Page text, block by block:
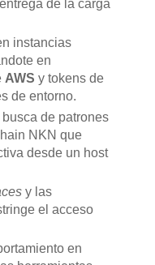
de la carga
instancias
en
AWS y tokens de
de entorno.
de patrones
NKN que
desde un host
y las
el acceso
en